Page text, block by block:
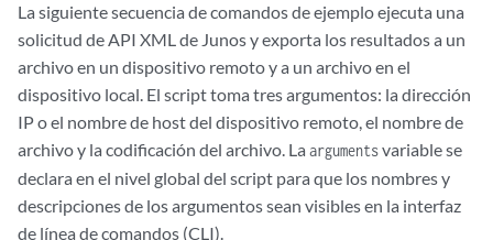
La siguiente secuencia de comandos de ejemplo ejecuta una
solicitud de API XML de Junos y exporta los resultados a un
archivo en un dispositivo remoto y a un archivo en el
dispositivo local. El script toma tres argumentos: la dirección
IP o el nombre de host del dispositivo remoto, el nombre de
archivo y la codificación del archivo. La argumentsvariable se
declara en el nivel global del script para que los nombres y
descripciones de los argumentos sean visibles en la interfaz
de línea de comandos (CLI).